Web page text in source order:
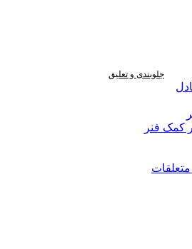
جلوبندی و تعلیق
کمک فنر